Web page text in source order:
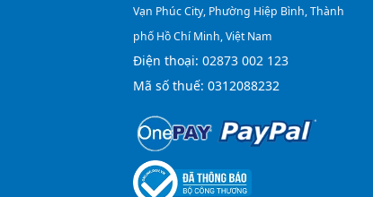
Vạn Phúc City, Phường Hiệp Bình, Thành
phố Hồ Chí Minh, Việt Nam
Điện thoại: 02873 002 123
Mã số thuế: 0312088232